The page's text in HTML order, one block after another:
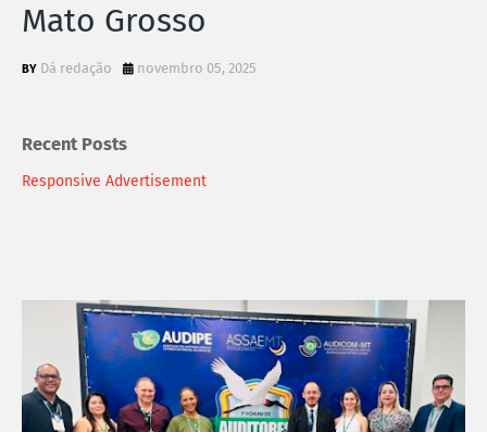
Mato Grosso
Dá redação novembro 05, 2025
Recent Posts
Responsive Advertisement